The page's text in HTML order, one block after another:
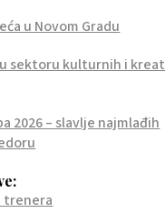
u Novom Gradu
sektoru kulturnih i
2026 – slavlje najmlađih
trenera